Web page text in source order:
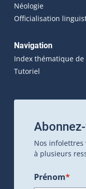
Néologie
Officialisation
Navigation
Index thématique de
Tutoriel
Nos infolettres
à plusieurs
Prénom*